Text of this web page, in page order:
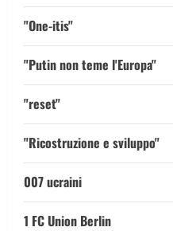
"One-itis"
"Putin non teme l'Europa"
"reset"
"Ricostruzione e sviluppo"
007 ucraini
1 FC Union Berlin